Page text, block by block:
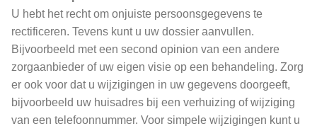
U hebt het recht om onjuiste persoonsgegevens te
rectificeren. Tevens kunt u uw dossier aanvullen.
Bijvoorbeeld met een second opinion van een andere
zorgaanbieder of uw eigen visie op een behandeling. Zorg
er ook voor dat u wijzigingen in uw gegevens doorgeeft,
bijvoorbeeld uw huisadres bij een verhuizing of wijziging
van een telefoonnummer. Voor simpele wijzigingen kunt u